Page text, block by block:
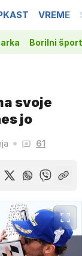
VREME
Borilni
svoje
jo
61